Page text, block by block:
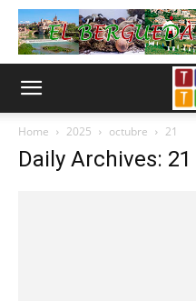
Home 2025 octubre 21
Daily Archives: